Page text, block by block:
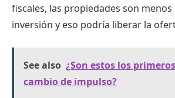
fiscales, las propiedades son
inversión y eso podría liberar la
See also ¿Son estos los
cambio de impulso?